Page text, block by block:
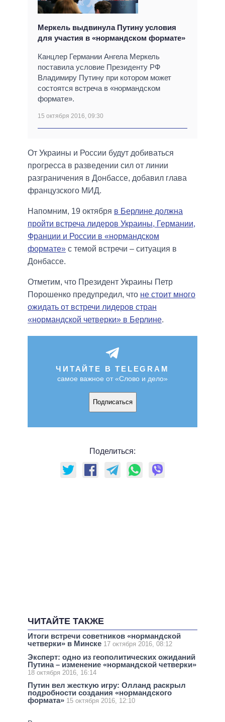
Меркель выдвинула Путину условия
для участия в «нормандском формате»
Канцлер Германии Ангела Меркель
поставила условие Президенту РФ
Владимиру Путину при котором может
состоятся встреча в «нормандском
формате».
15 октября 2016, 09:30
От Украины и России будут добиваться
прогресса в разведении сил от линии
разграничения в Донбассе, добавил глава
французского МИД.
Напомним, 19 октября в Берлине должна
пройти встреча лидеров Украины, Германии,
Франции и России в «нормандском
формате» с темой встречи – ситуация в
Донбассе.
Отметим, что Президент Украины Петр
Порошенко предупредил, что не стоит много
ожидать от встречи лидеров стран
«нормандской четверки» в Берлине.
ЧИТАЙТЕ В TELEGRAM
самое важное от «Слово и дело»
Подписаться
Поделиться:
ЧИТАЙТЕ ТАКЖЕ
Итоги встречи советников «нормандской
четверки» в Минске 17 октября 2016, 08:12
Эксперт: одно из геополитических ожиданий
Путина – изменение «нормандской четверки»
18 октября 2016, 16:14
Путин вел жесткую игру: Олланд раскрыл
подробности создания «нормандского
формата» 15 октября 2016, 12:10